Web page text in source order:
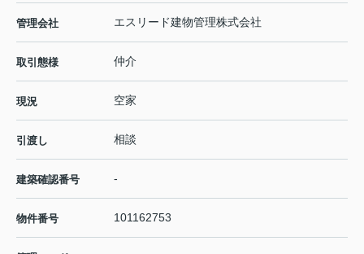
管理会社 エスリード建物管理株式会社
取引態様 仲介
現況 空家
引渡し 相談
建築確認番号 -
物件番号 101162753